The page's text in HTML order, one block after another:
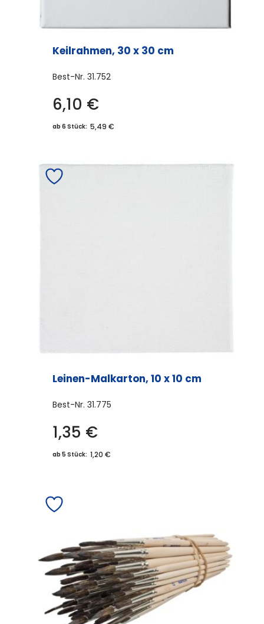
Keilrahmen, 30 x 30 cm
Best-Nr. 31.752
6,10 €
ab 6 Stück: 5,49 €
Leinen-Malkarton, 10 x 10 cm
Best-Nr. 31.775
1,35 €
ab 5 Stück: 1,20 €